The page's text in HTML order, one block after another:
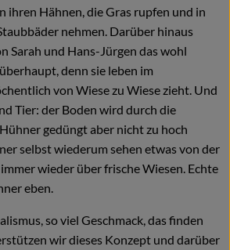
ihren Hähnen, die Gras rupfen und in
nehmen. Darüber hinaus
Sarah und Hans-Jürgen das wohl
denn sie leben im
von Wiese zu Wiese zieht. Und
Tier: der Boden wird durch die
gedüngt aber nicht zu hoch
selbst wiederum sehen etwas von der
wieder über frische Wiesen. Echte
eben.
so viel Geschmack, das finden
wir dieses Konzept und darüber